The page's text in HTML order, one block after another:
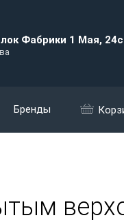
Фабрики 1 Мая,
Бренды